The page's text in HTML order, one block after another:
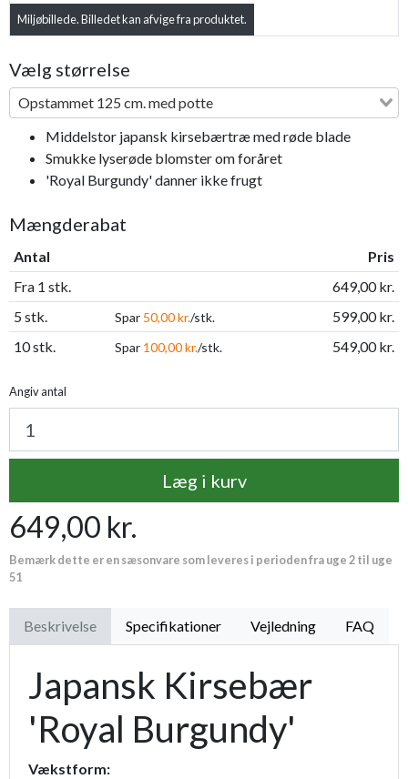
Miljøbillede. Billedet kan afvige fra produktet.
Vælg størrelse
Opstammet 125 cm. med potte
Middelstor japansk kirsebærtræ med røde blade
Smukke lyserøde blomster om foråret
'Royal Burgundy' danner ikke frugt
Mængderabat
Antal
Pris
Fra 1 stk.
649,00 kr.
5 stk.
Spar 50,00 kr./stk.
599,00 kr.
10 stk.
Spar 100,00 kr./stk. 549,00 kr.
Angiv antal
Læg i kurv
649,00 kr.
Bemærk dette er en sæsonvare som leveres i perioden fra uge 2 til uge
51
Beskrivelse Specifikationer Vejledning FAQ
Japansk Kirsebær
'Royal Burgundy'
Vækstform: